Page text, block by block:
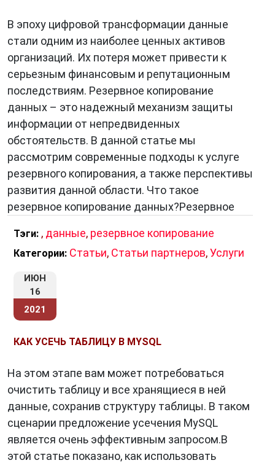
В эпоху цифровой трансформации данные
стали одним из наиболее ценных активов
организаций. Их потеря может привести к
серьезным финансовым и репутационным
последствиям. Резервное копирование
данных – это надежный механизм защиты
информации от непредвиденных
обстоятельств. В данной статье мы
рассмотрим современные подходы к услуге
резервного копирования, а также перспективы
развития данной области. Что такое
резервное копирование данных?Резервное
Тэги: , данные, резервное копирование
Категории: Статьи, Статьи партнеров,Услуги
ИЮН
16
2021
КАК УСЕЧЬ ТАБЛИЦУ В MYSQL
На этом этапе вам может потребоваться
очистить таблицу и все хранящиеся в ней
данные, сохранив структуру таблицы. В таком
сценарии предложение усечения MySQL
является очень эффективным запросом.В
этой статье показано, как использовать